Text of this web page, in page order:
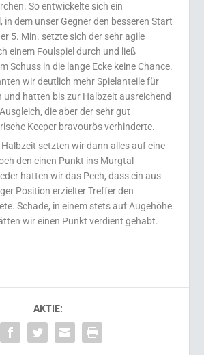
So entwickelte sich ein
in dem unser Gegner den besseren Start
5. Min. setzte sich der sehr agile
einem Foulspiel durch und ließ
Schuss in die lange Ecke keine Chance.
wir deutlich mehr Spielanteile für
und hatten bis zur Halbzeit ausreichend
die aber der sehr gut
Keeper bravourös verhinderte.
setzten wir dann alles auf eine
den einen Punkt ins Murgtal
hatten wir das Pech, dass ein aus
Position erzielter Treffer den
Schade, in einem stets auf Augehöhe
wir einen Punkt verdient gehabt.
AKTIE: